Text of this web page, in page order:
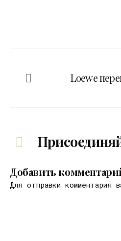
Loewe
Добавить
Для отправки комментария